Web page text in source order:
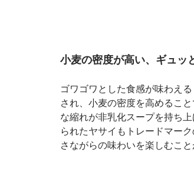
小麦の密度が高い、ギュッ
ゴワゴワとした食感が味わえ
され、小麦の密度を高めるこ
な縮れが非乳化スープを持ち
られたヤサイもトレードマー
さながらの味わいを楽しむこと